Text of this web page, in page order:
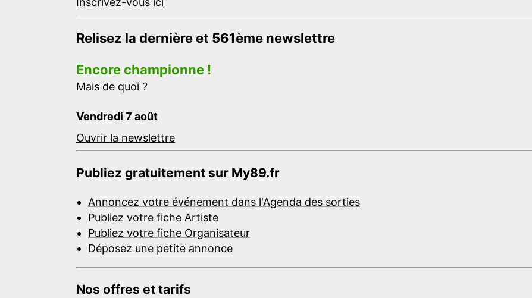
Relisez la dernière et 561ème newslettre
Encore championne !
Mais de quoi ?
Vendredi 7 août
Ouvrir la newslettre
Publiez gratuitement sur My89.fr
Annoncez votre événement dans l'Agenda des sorties
Publiez votre fiche Artiste
Publiez votre fiche Organisateur
Déposez une petite annonce
Nos offres et tarifs